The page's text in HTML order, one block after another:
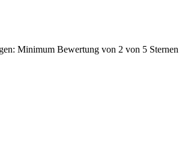
Minimum Bewertung von 2 von 5 Sternen